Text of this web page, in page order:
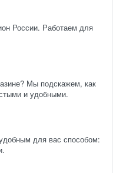
России. Работаем для
Мы подскажем, как
и удобными.
для вас способом: